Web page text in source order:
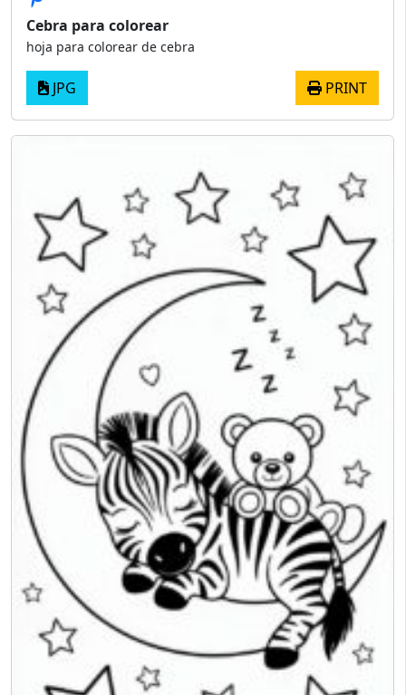
Cebra para colorear
hoja para colorear de cebra
JPG PRINT